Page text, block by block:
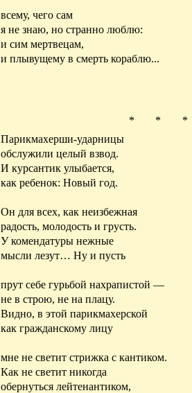
всему, чего сам
я не знаю, но странно люблю:
и сим мертвецам,
и плывущему в смерть кораблю...
* * *
Парикмахерши-ударницы
обслужили целый взвод.
И курсантик улыбается,
как ребенок: Новый год.
Он для всех, как неизбежная
радость, молодость и грусть.
У комендатуры нежные
мысли лезут… Ну и пусть
прут себе гурьбой нахрапистой —
не в строю, не на плацу.
Видно, в этой парикмахерской
как гражданскому лицу
мне не светит стрижка с кантиком.
Как не светит никогда
обернуться лейтенантиком,